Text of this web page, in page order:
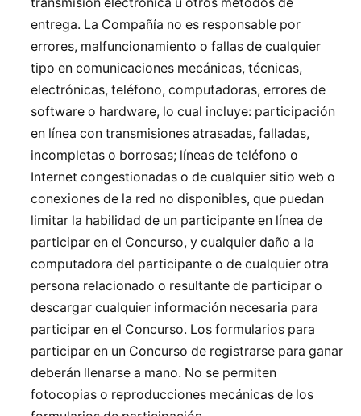
entrega. La Compañía no es responsable por
errores, malfuncionamiento o fallas de cualquier
tipo en comunicaciones mecánicas, técnicas,
electrónicas, teléfono, computadoras, errores de
software o hardware, lo cual incluye: participación
en línea con transmisiones atrasadas, falladas,
incompletas o borrosas; líneas de teléfono o
Internet congestionadas o de cualquier sitio web o
conexiones de la red no disponibles, que puedan
limitar la habilidad de un participante en línea de
participar en el Concurso, y cualquier daño a la
computadora del participante o de cualquier otra
persona relacionado o resultante de participar o
descargar cualquier información necesaria para
participar en el Concurso. Los formularios para
participar en un Concurso de registrarse para ganar
deberán llenarse a mano. No se permiten
fotocopias o reproducciones mecánicas de los